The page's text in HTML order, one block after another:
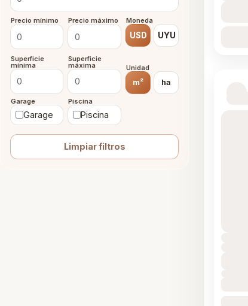
Precio mínimo Precio máximo Moneda
USD UYU
Superficie
mínima
Superficie
máxima Unidad
m² ha
Garage
Garage
Piscina
Piscina
Limpiar filtros